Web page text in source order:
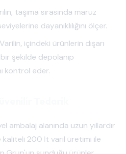
taşıma sırasında maruz
dayanıklılığını ölçer.
Varilin, içindeki ürünlerin dışarı
şekilde depolanıp
kontrol eder.
ambalaj alanında uzun yıllardır
200 lt varil üretimi ile